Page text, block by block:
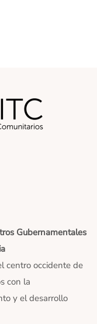
Gubernamentales
centro occidente de
con la
y el desarrollo